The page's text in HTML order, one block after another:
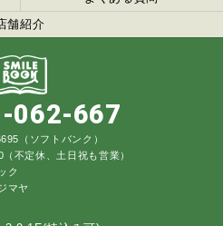
舗紹介
062-667
（ソフトバンク）
不定休、土日祝も営業）
ク
マヤ